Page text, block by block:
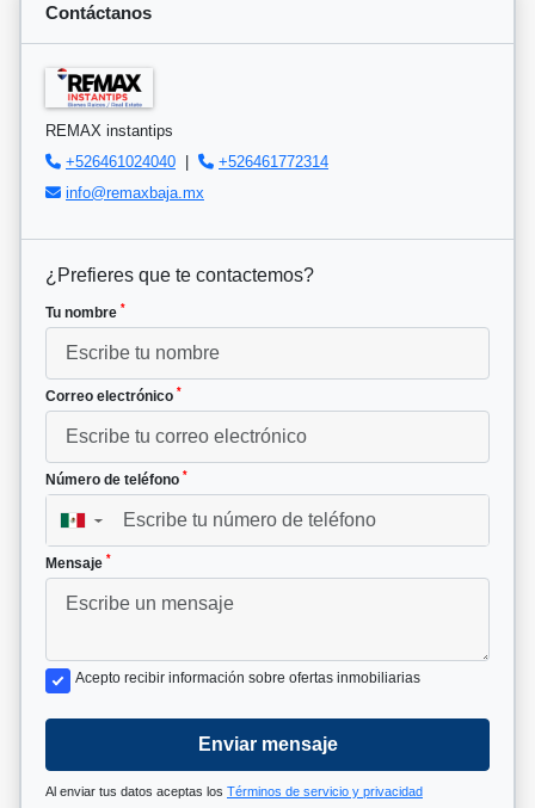
Contáctanos
REMAX instantips
+526461024040 |
+526461772314
info@remaxbaja.mx
¿Prefieres que te contactemos?
Tu nombre *
Correo electrónico *
Número de teléfono *
▼
Mensaje *
Acepto recibir información sobre ofertas inmobiliarias
Enviar mensaje
Al enviar tus datos aceptas los Términos de servicio y privacidad